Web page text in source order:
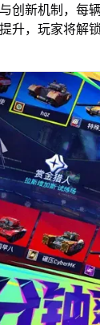
创新机制，每
升，玩家将解